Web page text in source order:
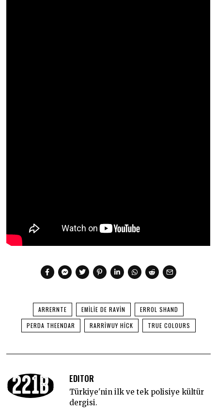
ARRERNTE EMILIE DE RAVIN
ERROL SHAND
PERDA THEENDAR
RARRIWUY HICK TRUE COLOURS
EDITOR
Türkiye'nin ilk ve tek polisiye kültür
dergisi.